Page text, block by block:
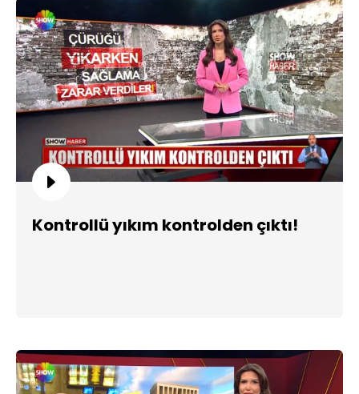
Kontrollü yıkım kontrolden çıktı!